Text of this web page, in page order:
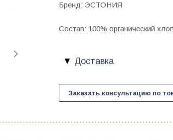
Бренд: ЭСТОНИЯ
Состав: 100% органический
Доставка
Заказать консультацию по